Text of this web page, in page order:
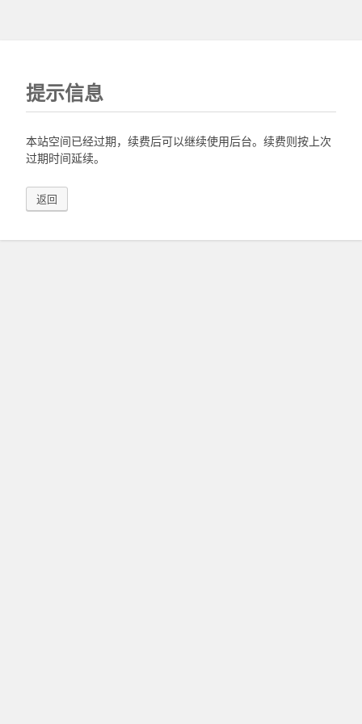
提示信息
本站空间已经过期，续费后可以继续使用后台。续费则按上次
过期时间延续。
返回